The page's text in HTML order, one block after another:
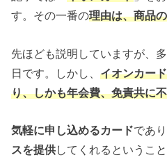
す。その一番の理由は、商品
先ほども説明していますが、
日です。しかし、イオンカー
り、しかも年会費、免責共に
気軽に申し込めるカードであ
スを提供してくれるというこ